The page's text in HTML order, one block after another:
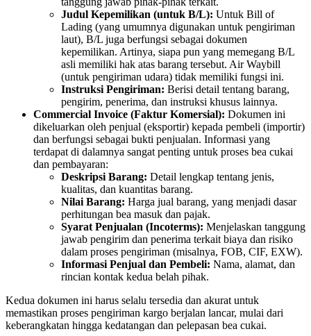
Judul Kepemilikan (untuk B/L): Untuk Bill of
Lading (yang umumnya digunakan untuk pengiriman
laut), B/L juga berfungsi sebagai dokumen
kepemilikan. Artinya, siapa pun yang memegang B/L
asli memiliki hak atas barang tersebut. Air Waybill
(untuk pengiriman udara) tidak memiliki fungsi ini.
Instruksi Pengiriman: Berisi detail tentang barang,
pengirim, penerima, dan instruksi khusus lainnya.
Commercial Invoice (Faktur Komersial): Dokumen ini
dikeluarkan oleh penjual (eksportir) kepada pembeli (importir)
dan berfungsi sebagai bukti penjualan. Informasi yang
terdapat di dalamnya sangat penting untuk proses bea cukai
dan pembayaran:
Deskripsi Barang: Detail lengkap tentang jenis,
kualitas, dan kuantitas barang.
Nilai Barang: Harga jual barang, yang menjadi dasar
perhitungan bea masuk dan pajak.
Syarat Penjualan (Incoterms): Menjelaskan tanggung
jawab pengirim dan penerima terkait biaya dan risiko
dalam proses pengiriman (misalnya, FOB, CIF, EXW).
Informasi Penjual dan Pembeli: Nama, alamat, dan
rincian kontak kedua belah pihak.
Kedua dokumen ini harus selalu tersedia dan akurat untuk
memastikan proses pengiriman kargo berjalan lancar, mulai dari
keberangkatan hingga kedatangan dan pelepasan bea cukai.